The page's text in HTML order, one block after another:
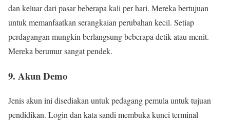
dan keluar dari pasar beberapa kali per hari. Mereka bertujuan
untuk memanfaatkan serangkaian perubahan kecil. Setiap
perdagangan mungkin berlangsung beberapa detik atau menit.
Mereka berumur sangat pendek.
9. Akun Demo
Jenis akun ini disediakan untuk pedagang pemula untuk tujuan
pendidikan. Login dan kata sandi membuka kunci terminal